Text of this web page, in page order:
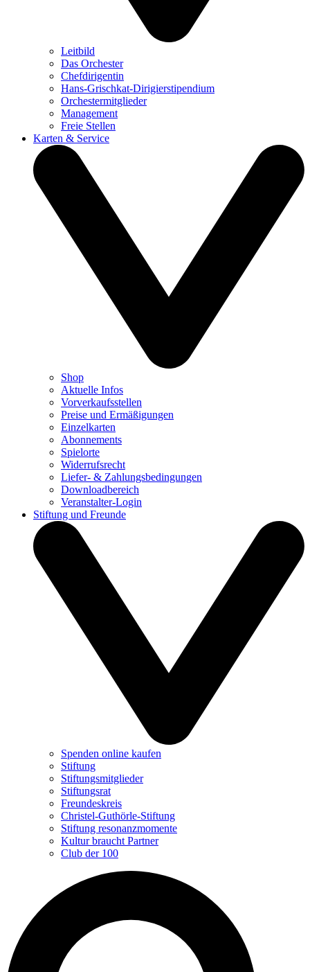
Leitbild
Das Orchester
Chefdirigentin
Hans-Grischkat-Dirigierstipendium
Orchestermitglieder
Management
Freie Stellen
Karten & Service
Shop
Aktuelle Infos
Vorverkaufsstellen
Preise und Ermäßigungen
Einzelkarten
Abonnements
Spielorte
Widerrufsrecht
Liefer- & Zahlungsbedingungen
Downloadbereich
Veranstalter-Login
Stiftung und Freunde
Spenden online kaufen
Stiftung
Stiftungsmitglieder
Stiftungsrat
Freundeskreis
Christel-Guthörle-Stiftung
Stiftung resonanzmomente
Kultur braucht Partner
Club der 100